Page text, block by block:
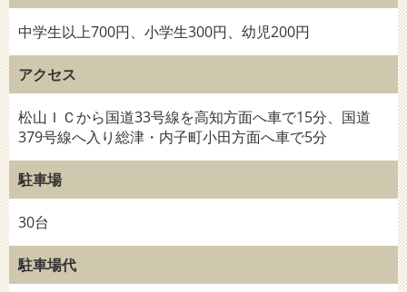
中学生以上700円、小学生300円、幼児200円
アクセス
松山ＩＣから国道33号線を高知方面へ車で15分、国道
379号線へ入り総津・内子町小田方面へ車で5分
駐車場
30台
駐車場代